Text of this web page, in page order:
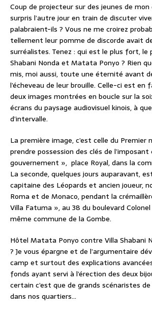
Coup de projecteur sur des jeunes de mon
surpris l’autre jour en train de discuter
palabraient-ils ? Vous ne me croirez
tellement leur pomme de discorde avait
surréalistes. Tenez : qui est le plus fort, le
Shabani Nonda et Matata Ponyo ? Rien
mis, moi aussi, toute une éternité avant
l’écheveau de leur brouille. Celle-ci est en
deux images montrées en boucle sur la
écrans du paysage audiovisuel kinois, à
d’intervalle.
La première image, c’est celle du Premier
prendre possession des clés de
gouvernement », place Royal, dans la
La seconde, quelques jours auparavant,
capitaine des Léopards et ancien joueur,
Roma et de Monaco, pendant la
Villa Fatuma », au 38 du boulevard
même commune de la Gombe.
Hôtel Matata Ponyo contre Villa Shabani
? Je vous épargne et de l’argumentaire
camp et surtout des explications
fonds ayant servi à l’érection des deux
certain c’est que de grands scénaristes
dans nos quartiers…